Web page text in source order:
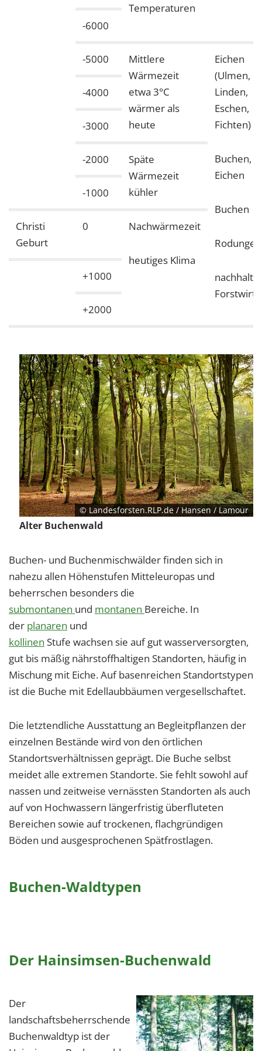
Temperaturen
-6000
-5000
Mittlere
Wärmezeit
etwa 3°C
wärmer als
heute
Eichen
(Ulmen,
Linden,
Eschen,
Fichten)
Buchen,
Eichen
Buchen
Rodungen
-4000
-3000
-2000
Späte
Wärmezeit
kühler
-1000
Christi
Geburt
0 Nachwärmezeit
heutiges Klima
+1000
+2000
© Landesforsten.RLP.de / Hansen / Lamour
Alter Buchenwald
Buchen- und Buchenmischwälder finden sich in
nahezu allen Höhenstufen Mitteleuropas und
beherrschen besonders die
submontanen und montanen Bereiche. In
der planaren und
kollinen Stufe wachsen sie auf gut wasserversorgten,
gut bis mäßig nährstoffhaltigen Standorten, häufig in
Mischung mit Eiche. Auf basenreichen Standortstypen
ist die Buche mit Edellaubbäumen vergesellschaftet.
Die letztendliche Ausstattung an Begleitpflanzen der
einzelnen Bestände wird von den örtlichen
Standortsverhältnissen geprägt. Die Buche selbst
meidet alle extremen Standorte. Sie fehlt sowohl auf
nassen und zeitweise vernässten Standorten als auch
auf von Hochwassern längerfristig überfluteten
Bereichen sowie auf trockenen, flachgründigen
Böden und ausgesprochenen Spätfrostlagen.
Buchen-Waldtypen
Der Hainsimsen-Buchenwald
Der
landschaftsbeherrschende
Buchenwaldtyp ist der